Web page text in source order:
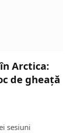
Arctica:
de gheață
sesiuni